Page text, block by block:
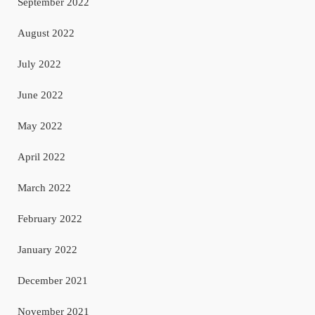
August 2022
July 2022
June 2022
May 2022
April 2022
March 2022
February 2022
January 2022
December 2021
November 2021